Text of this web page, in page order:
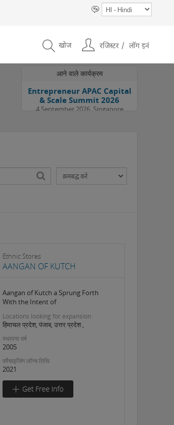
खोज रजिस्टर लॉग इनं
आने वाले कार्यक्रम
Entrepreneur APAC Capital
& Scale Summit 2026
4 September 2026, Singapore
Ethnic Stores
AANGAN OF KUTCH
Aangan of Kutch a Sprung Forth
With the Intent of
Locations looking for expansion
हिमाचल प्रदेश, पंजाब, उत्तर प्रदेश ,
स्थापना वर्ष
2005
फ़्रैंचाइजिंग लॉन्च तिथि
2021